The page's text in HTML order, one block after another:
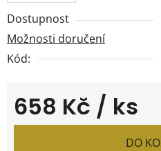
Dostupnost
Možnosti doručení
Kód:
658 Kč / ks
Měrná cena:
DO